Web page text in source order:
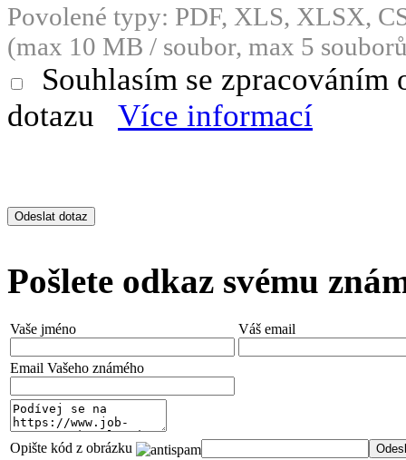
Povolené typy: PDF, XLS, XLSX,
(max 10 MB / soubor, max 5
Souhlasím se
dotazu
Více informací
Pošlete odkaz svému
Vaše jméno Váš email
Email Vašeho známého
Opište kód z obrázku